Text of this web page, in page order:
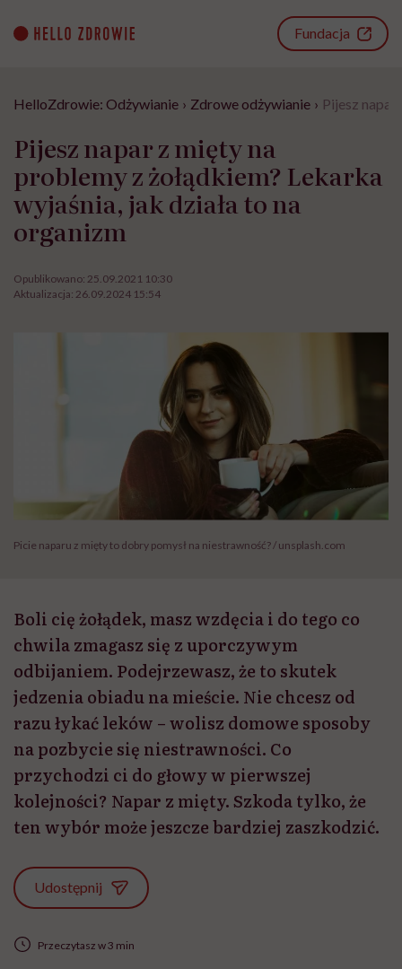
content
Fundacja
HelloZdrowie: Odżywianie › Zdrowe odżywianie › Pijesz
Pijesz napar z mięty na
problemy z żołądkiem? Lekarka
wyjaśnia, jak działa to na
organizm
Opublikowano: 25.09.2021 10:30
Aktualizacja: 26.09.2024 15:54
Picie naparu z mięty to dobry pomysł na niestrawność? / unsplash.com
Boli cię żołądek, masz wzdęcia i do tego co
chwila zmagasz się z uporczywym
odbijaniem. Podejrzewasz, że to skutek
jedzenia obiadu na mieście. Nie chcesz od
razu łykać leków – wolisz domowe sposoby
na pozbycie się niestrawności. Co
przychodzi ci do głowy w pierwszej
kolejności? Napar z mięty. Szkoda tylko, że
ten wybór może jeszcze bardziej zaszkodzić.
Udostępnij
Przeczytasz w 3 min